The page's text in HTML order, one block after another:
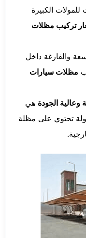
الكبيرة
تركيب مظلات
والفارغة داخل
مظلات سيارات
وعالية الجودة هي
تحتوي على مظلة